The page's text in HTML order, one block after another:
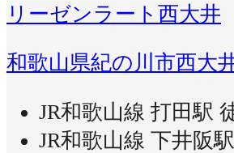
リーゼンラート西大井
和歌山県紀の川市西大
JR和歌山線 打田駅
JR和歌山線 下井阪